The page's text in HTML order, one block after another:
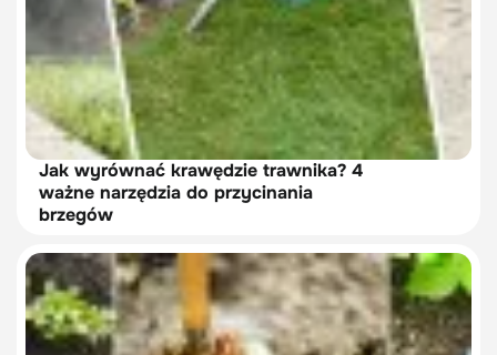
Jak wyrównać krawędzie trawnika? 4
ważne narzędzia do przycinania
brzegów